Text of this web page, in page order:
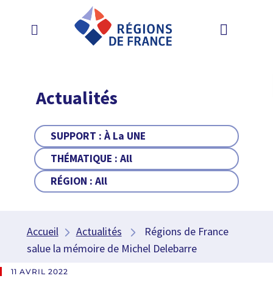
Actualités
SUPPORT :À La UNE
THÉMATIQUE :All
RÉGION :All
Accueil Actualités
Régions de France
salue la mémoire de Michel Delebarre
11 AVRIL 2022